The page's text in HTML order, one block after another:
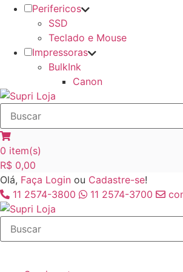
Perifericos
SSD
Teclado e Mouse
Impressoras
BulkInk
Canon
0 item(s)
R$ 0,00
Olá, Faça Login ou Cadastre-se!
11 2574-3800
11 2574-3700